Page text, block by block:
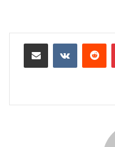
بينتيريست مشاركة عبر البريد